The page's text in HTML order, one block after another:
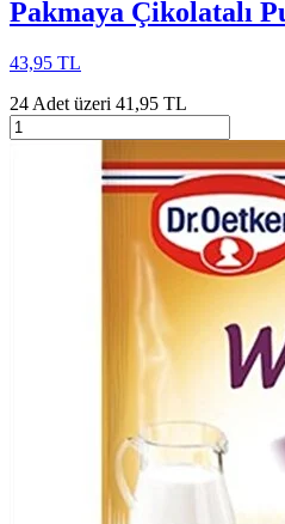
Pakmaya Çikolatalı
43,95 TL
24 Adet üzeri 41,95 TL